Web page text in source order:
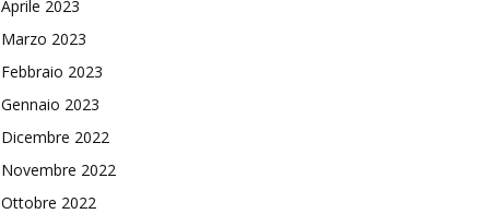
Aprile 2023
Marzo 2023
Febbraio 2023
Gennaio 2023
Dicembre 2022
Novembre 2022
Ottobre 2022